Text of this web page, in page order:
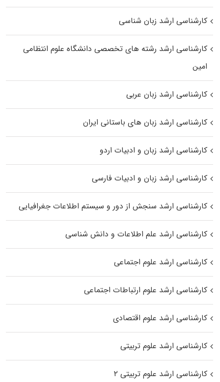
کارشناسی ارشد زبان شناسی
کارشناسی ارشد رﺷﺘﻪ ﻫﺎی تخصصی داﻧﺸﮕﺎه ﻋﻠﻮم انتظامی
اﻣﻴﻦ
کارشناسی ارشد زبان عربی
کارشناسی ارشد زبان‌ های باستانی ایران
کارشناسی ارشد زبان و ادبیات اردو
کارشناسی ارشد زبان و ادبیات فارسی
کارشناسی ارشد سنجش از دور و سیستم اطلاعات جغرافیایی
کارشناسی ارشد علم اطلاعات و دانش شناسی
کارشناسی ارشد علوم اجتماعی
کارشناسی ارشد علوم ارتباطات اجتماعی
کارشناسی ارشد علوم اقتصادی
کارشناسی ارشد علوم تربیتی
کارشناسی ارشد علوم تربیتی ۲